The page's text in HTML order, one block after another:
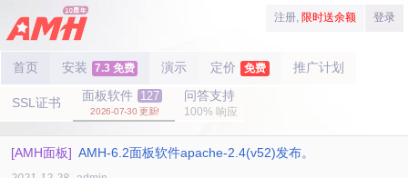
注册, 限时送余额 登录
首页 安装 7.3 免费 演示 定价 免费 推广计划
SSL证书 面板软件 127
2026-07-30 更新!
问答支持
100% 响应
[AMH面板] AMH-6.2面板软件apache-2.4(v52)发布。